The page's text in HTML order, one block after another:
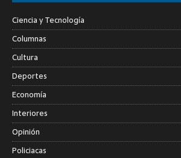
Ciencia y Tecnología
Columnas
Cultura
Deportes
Economía
Interiores
Opinión
Policiacas